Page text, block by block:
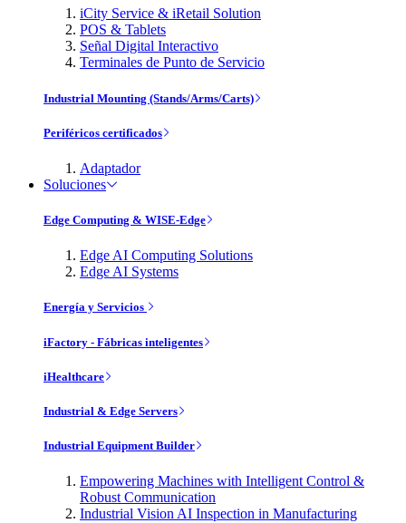
iCity Service & iRetail Solution
POS & Tablets
Señal Digital Interactivo
Terminales de Punto de Servicio
Industrial Mounting (Stands/Arms/Carts)
Periféricos certificados
Adaptador
Soluciones
Edge Computing & WISE-Edge
Edge AI Computing Solutions
Edge AI Systems
Energía y Servicios
iFactory - Fábricas inteligentes
iHealthcare
Industrial & Edge Servers
Industrial Equipment Builder
Empowering Machines with Intelligent Control &
Robust Communication
Industrial Vision AI Inspection in Manufacturing